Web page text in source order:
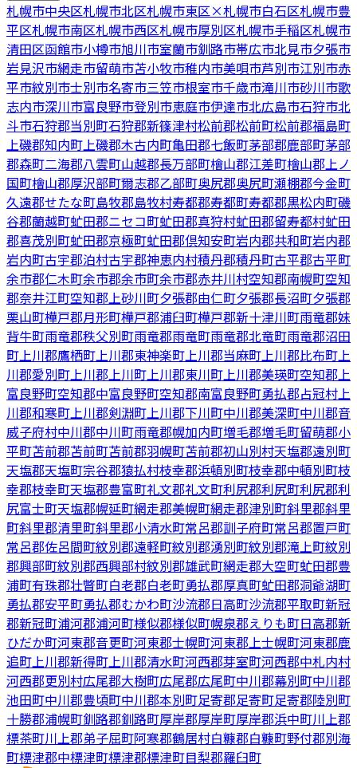
札幌市中央区札幌市北区札幌市東区×札幌市白石区札幌市豊
平区札幌市南区札幌市西区札幌市厚別区札幌市手稲区札幌市
清田区函館市小樽市旭川市室蘭市釧路市帯広市北見市夕張市
岩見沢市網走市留萌市苫小牧市稚内市美唄市芦別市江別市赤
平市紋別市士別市名寄市三笠市根室市千歳市滝川市砂川市歌
志内市深川市富良野市登別市恵庭市伊達市北広島市石狩市北
斗市石狩郡当別町石狩郡新篠津村松前郡松前町松前郡福島町
上磯郡知内町上磯郡木古内町亀田郡七飯町茅部郡鹿部町茅部
郡森町二海郡八雲町山越郡長万部町檜山郡江差町檜山郡上ノ
国町檜山郡厚沢部町爾志郡乙部町奥尻郡奥尻町瀬棚郡今金町
久遠郡せたな町島牧郡島牧村寿都郡寿都町寿都郡黒松内町磯
谷郡蘭越町虻田郡ニセコ町虻田郡真狩村虻田郡留寿都村虻田
郡喜茂別町虻田郡京極町虻田郡倶知安町岩内郡共和町岩内郡
岩内町古宇郡泊村古宇郡神恵内村積丹郡積丹町古平郡古平町
余市郡仁木町余市郡余市町余市郡赤井川村空知郡南幌町空知
郡奈井江町空知郡上砂川町夕張郡由仁町夕張郡長沼町夕張郡
栗山町樺戸郡月形町樺戸郡浦臼町樺戸郡新十津川町雨竜郡妹
背牛町雨竜郡秩父別町雨竜郡雨竜町雨竜郡北竜町雨竜郡沼田
町上川郡鷹栖町上川郡東神楽町上川郡当麻町上川郡比布町上
川郡愛別町上川郡上川町上川郡東川町上川郡美瑛町空知郡上
富良野町空知郡中富良野町空知郡南富良野町勇払郡占冠村上
川郡和寒町上川郡剣淵町上川郡下川町中川郡美深町中川郡音
威子府村中川郡中川町雨竜郡幌加内町増毛郡増毛町留萌郡小
平町苫前郡苫前町苫前郡羽幌町苫前郡初山別村天塩郡遠別町
天塩郡天塩町宗谷郡猿払村枝幸郡浜頓別町枝幸郡中頓別町枝
幸郡枝幸町天塩郡豊富町礼文郡礼文町利尻郡利尻町利尻郡利
尻富士町天塩郡幌延町網走郡美幌町網走郡津別町斜里郡斜里
町斜里郡清里町斜里郡小清水町常呂郡訓子府町常呂郡置戸町
常呂郡佐呂間町紋別郡遠軽町紋別郡湧別町紋別郡滝上町紋別
郡興部町紋別郡西興部村紋別郡雄武町網走郡大空町虻田郡豊
浦町有珠郡壮瞥町白老郡白老町勇払郡厚真町虻田郡洞爺湖町
勇払郡安平町勇払郡むかわ町沙流郡日高町沙流郡平取町新冠
郡新冠町浦河郡浦河町様似郡様似町幌泉郡えりも町日高郡新
ひだか町河東郡音更町河東郡士幌町河東郡上士幌町河東郡鹿
追町上川郡新得町上川郡清水町河西郡芽室町河西郡中札内村
河西郡更別村広尾郡大樹町広尾郡広尾町中川郡幕別町中川郡
池田町中川郡豊頃町中川郡本別町足寄郡足寄町足寄郡陸別町
十勝郡浦幌町釧路郡釧路町厚岸郡厚岸町厚岸郡浜中町川上郡
標茶町川上郡弟子屈町阿寒郡鶴居村白糠郡白糠町野付郡別海
町標津郡中標津町標津郡標津町目梨郡羅臼町